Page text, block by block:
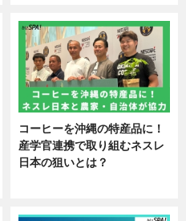
コーヒーを沖縄の特産品に！
産学官連携で取り組むネスレ
日本の狙いとは？